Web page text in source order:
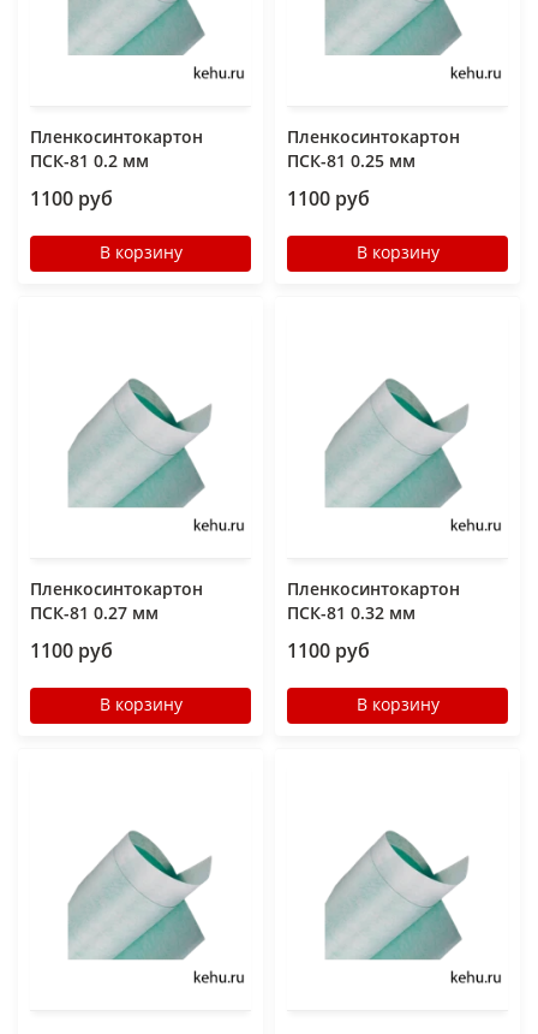
Пленкосинтокартон
ПСК-81 0.2 мм
1100 руб
В корзину
Пленкосинтокартон
ПСК-81 0.25 мм
1100 руб
В корзину
Пленкосинтокартон
ПСК-81 0.27 мм
1100 руб
В корзину
Пленкосинтокартон
ПСК-81 0.32 мм
1100 руб
В корзину